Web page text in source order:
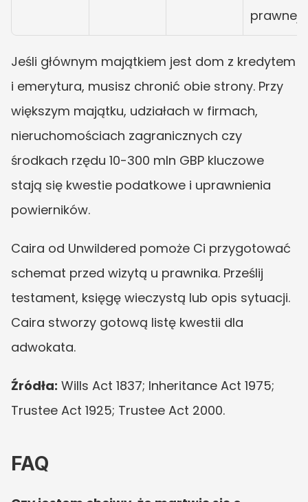
prawnej
Jeśli głównym majątkiem jest dom z kredytem
i emerytura, musisz chronić obie strony. Przy
większym majątku, udziałach w firmach,
nieruchomościach zagranicznych czy
środkach rzędu 10-300 mln GBP kluczowe
stają się kwestie podatkowe i uprawnienia
powierników.
Caira od Unwildered pomoże Ci przygotować
schemat przed wizytą u prawnika. Prześlij
testament, księgę wieczystą lub opis sytuacji.
Caira stworzy gotową listę kwestii dla
adwokata.
Źródła: Wills Act 1837; Inheritance Act 1975;
Trustee Act 1925; Trustee Act 2000.
FAQ